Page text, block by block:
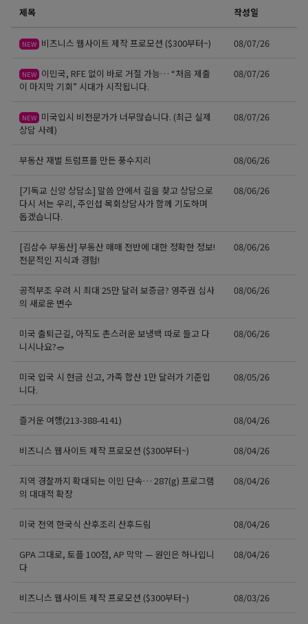
제목 작성일
NEW 비즈니스 웹사이트 제작 프로모션 ($300부터~) 08/07/26
NEW 이민국, RFE 없이 바로 거절 가능… “처음 제출
이 마지막 기회” 시대가 시작됩니다.
08/07/26
NEW 미국입시 비전문가가 너무많습니다. (최근 실제
상담 사례)
08/07/26
부동산 재벌 트럼프를 만든 풍수지리 08/06/26
[기독교 신앙 상담소] 말씀 안에서 길을 찾고 상담으로
다시 서는 우리, 주인섭 목회상담사가 함께 기도하며
돕겠습니다.
08/06/26
[김삼수 부동산] 부동산 매매 전반에 대한 정확한 정보!
전문적인 지식과 경험!
08/06/26
공적부조 우려 시 최대 25만 달러 보증금? 영주권 심사
의 새로운 변수
08/06/26
미국 출퇴근길, 아직도 촌스러운 보냉백 따로 들고 다
니시나요?🥗
08/06/26
미국 입국 시 현금 신고, 가족 합산 1만 달러가 기준입
니다.
08/05/26
즐거운 여행(213-388-4141) 08/04/26
비즈니스 웹사이트 제작 프로모션 ($300부터~) 08/04/26
지역 경찰까지 확대되는 이민 단속… 287(g) 프로그램
의 대대적 확장
08/04/26
미국 전역 한국식 산후조리 산후드림 08/04/26
GPA 그대로, 토플 100점, AP 막막 — 원인은 하나입니
다
08/04/26
비즈니스 웹사이트 제작 프로모션 ($300부터~) 08/03/26